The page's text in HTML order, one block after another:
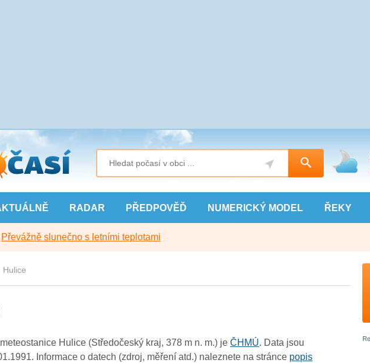
RADAR PŘEDPOVĚĎ NUMERICKÝ MODEL ŘEKY
Převážně slunečno s letními teplotami
Hulice
Hulice (Středočeský kraj, 378 m n. m.) jeČHMÚ. Data jsou
Informace o datech (zdroj, měření atd.) naleznete na stránce popis